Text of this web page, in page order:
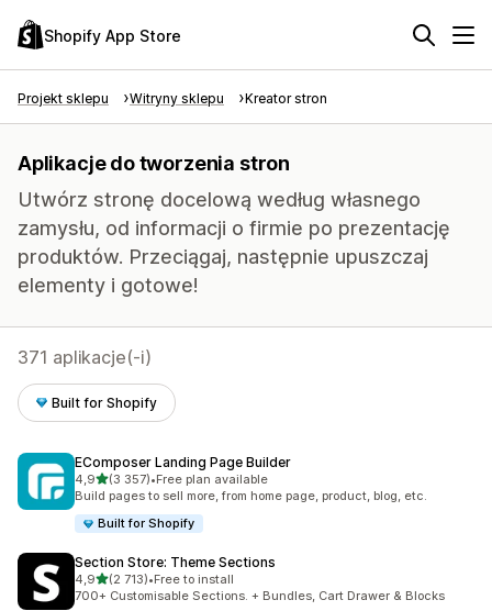
Shopify App Store
Projekt sklepu Witryny sklepu Kreator stron
Aplikacje do tworzenia stron
Utwórz stronę docelową według własnego
zamysłu, od informacji o firmie po prezentację
produktów. Przeciągaj, następnie upuszczaj
elementy i gotowe!
371 aplikacje(-i)
Built for Shopify
EComposer Landing Page Builder
4,9na 5 gwiazdek
(3 357)
Łączna liczba recenzji: 3357
•Free plan available
Build pages to sell more, from home page, product, blog, etc.
Built for Shopify
Section Store: Theme Sections
4,9na 5 gwiazdek
(2 713)
Łączna liczba recenzji: 2713
•Free to install
700+ Customisable Sections. + Bundles, Cart Drawer & Blocks